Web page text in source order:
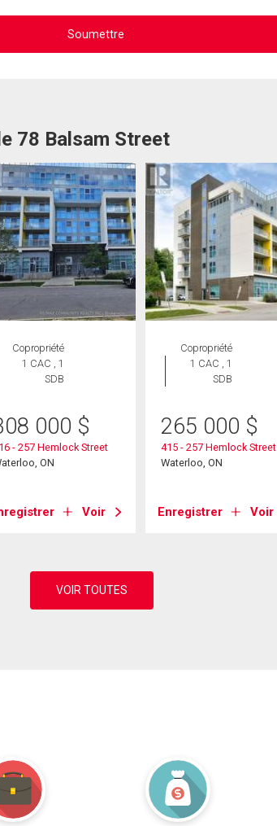
78 Balsam Street
Copropriété
1 CAC , 1
SDB
000 $
- 257 Hemlock Street
ON
Voir
Copropriété
1 CAC , 1
SDB
265 000 $
415 - 257 Hemlock Street
Waterloo, ON
Enregistrer Voir